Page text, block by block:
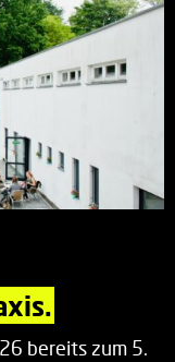
bereits zum 5.